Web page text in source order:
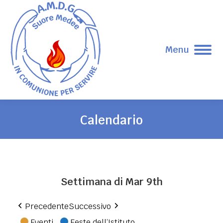
Menu
Calendario
Tu sei qui:
Settimana di Mar 9th
PrecedenteSuccessivo